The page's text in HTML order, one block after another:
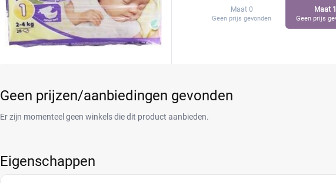
Maat 0
Geen prijs gevonden
Maat 1
Geen prijs
Geen prijzen/aanbiedingen gevonden
Er zijn momenteel geen winkels die dit product aanbieden.
Eigenschappen